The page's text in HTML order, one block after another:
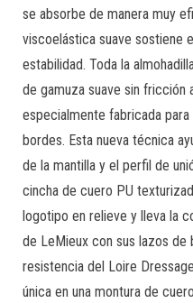
se absorbe de manera muy
viscoelástica suave sostiene
estabilidad. Toda la
de gamuza suave sin fricción
especialmente fabricada
bordes. Esta nueva técnica
de la mantilla y el perfil de
cincha de cuero PU
logotipo en relieve y lleva la
de LeMieux con sus lazos de
resistencia del Loire
única en una montura de